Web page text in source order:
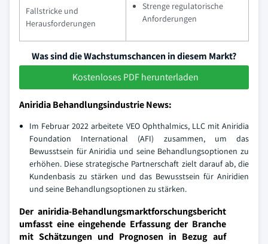
Fallstricke und
Herausforderungen
Strenge regulatorische
Anforderungen
Was sind die Wachstumschancen in diesem Markt?
Kostenloses PDF herunterladen
Aniridia Behandlungsindustrie News:
Im Februar 2022 arbeitete VEO Ophthalmics, LLC mit Aniridia
Foundation International (AFI) zusammen, um das
Bewusstsein für Aniridia und seine Behandlungsoptionen zu
erhöhen. Diese strategische Partnerschaft zielt darauf ab, die
Kundenbasis zu stärken und das Bewusstsein für Aniridien
und seine Behandlungsoptionen zu stärken.
Der aniridia-Behandlungsmarktforschungsbericht
umfasst eine eingehende Erfassung der Branche
mit Schätzungen und Prognosen in Bezug auf